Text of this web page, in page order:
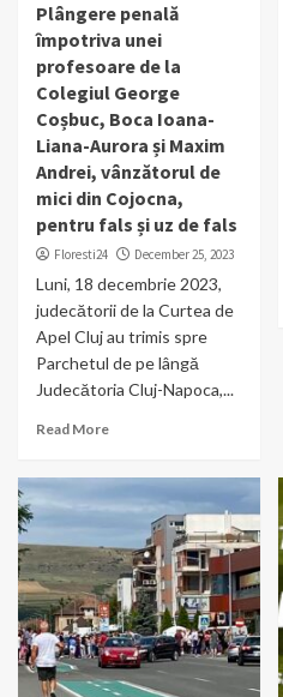
Plângere penală
împotriva unei
profesoare de la
Colegiul George
Coșbuc, Boca Ioana-
Liana-Aurora și Maxim
Andrei, vânzătorul de
mici din Cojocna,
pentru fals și uz de fals
Floresti24 December 25, 2023
Luni, 18 decembrie 2023,
judecătorii de la Curtea de
Apel Cluj au trimis spre
Parchetul de pe lângă
Judecătoria Cluj-Napoca,...
Read More